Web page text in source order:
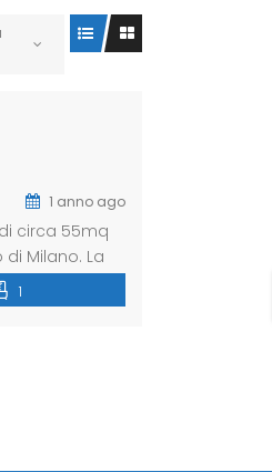
1 anno ago
circa 55mq
Milano. La
per lo
1